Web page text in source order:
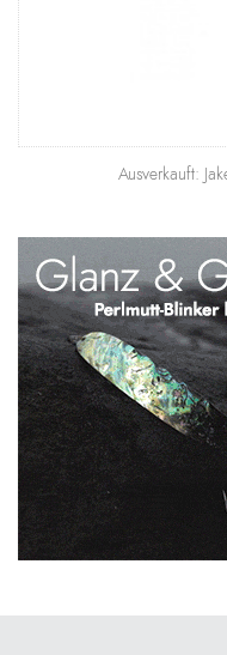
Ausverkauft: